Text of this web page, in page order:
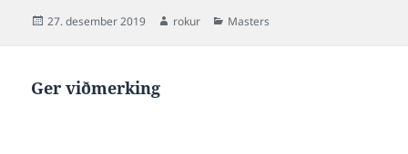
Posted
27. desember 2019 Author
rokur Categories
Masters
Ger viðmerking